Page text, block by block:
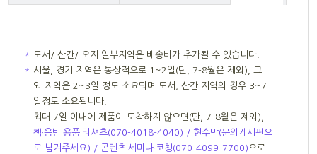
＊ 도서/ 산간/ 오지 일부지역은 배송비가 추가될 수 있습니다.
＊ 서울, 경기 지역은 통상적으로 1~2일(단, 7-8월은 제외), 그
외 지역은 2~3일 정도 소요되며 도서, 산간 지역의 경우 3~7
일정도 소요됩니다.
최대 7일 이내에 제품이 도착하지 않으면(단, 7-8월은 제외),
책·음반·용품·티셔츠(070-4018-4040) / 현수막(문의게시판으
로 남겨주세요) / 콘텐츠·세미나·코칭(070-4099-7700)으로